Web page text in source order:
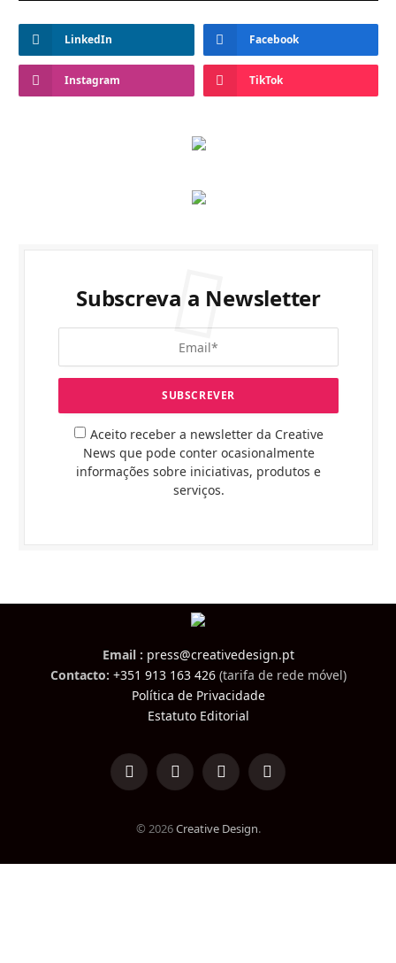
LinkedIn Facebook
Instagram TikTok
Subscreva a Newsletter
Aceito receber a newsletter da Creative
News que pode conter ocasionalmente
informações sobre iniciativas, produtos e
serviços.
Email : press@creativedesign.pt
Contacto: +351 913 163 426(tarifa de rede móvel)
Política de Privacidade
Estatuto Editorial
LinkedInFacebookInstagramTikTok
© 2026Creative Design.